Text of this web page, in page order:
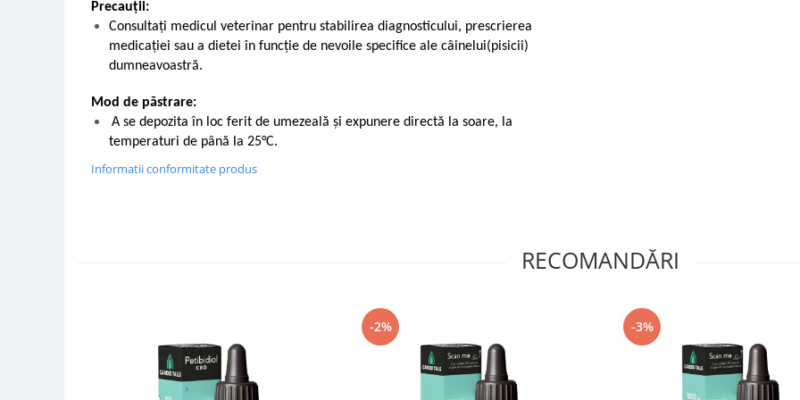
Precauții:
Consultați medicul veterinar pentru stabilirea diagnosticului, prescrierea
medicației sau a dietei în funcție de nevoile specifice ale câinelui(pisicii)
dumneavoastră.
Mod de păstrare:
A se depozita în loc ferit de umezeală și expunere directă la soare, la
temperaturi de până la 25°C.
Informatii conformitate produs
RECOMANDĂRI
-2% -3%